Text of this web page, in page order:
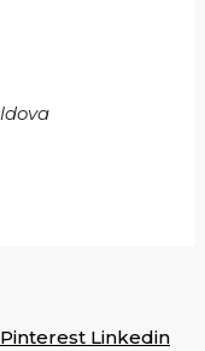
Pinterest Linkedin